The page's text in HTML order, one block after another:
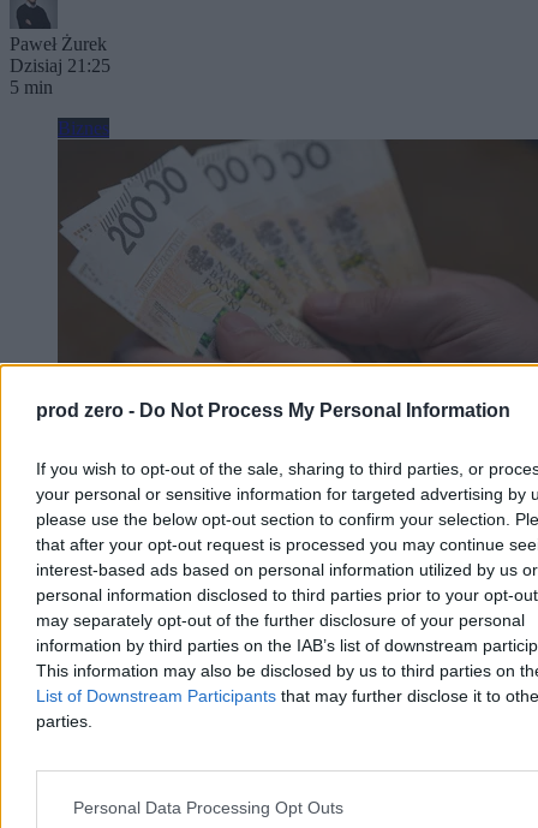
prod zero - Do Not Process My Personal Information
If you wish to opt-out of the sale, sharing to third parties, or
your personal or sensitive information for targeted advertising by
please use the below opt-out section to confirm your selection.
that after your opt-out request is processed you may continue
interest-based ads based on personal information utilized by us or
personal information disclosed to third parties prior to your opt-
may separately opt-out of the further disclosure of your personal
information by third parties on the IAB’s list of downstream
This information may also be disclosed by us to third parties on
List of Downstream Participants that may further disclose it to
parties.
Personal Data Processing Opt Outs
Paweł Żurek
Dzisiaj 21:25
5 min
Biznes
Polacy będą masowo zakładać nowe konta?
Minister obiecuje wielkie korzyści
Ustawę o osobistych kontach inwestycyjnych (OKI) musi jeszcze
podpisać prezydent, ale instytucje finansowe już szykują się na
wprowadzenie nowego instrumentu do swojej oferty. Minister
finansów Andrzej Domański podkreśla jego korzyści. Według
szacunków ekspertów OKI może otworzyć w ciągu pierwszych
trzech lat aż 2,1 mln klientów, a wartość aktywów może w tym
czasie urosnąć do ponad 100 mld zł.
Katarzyna Dybińska